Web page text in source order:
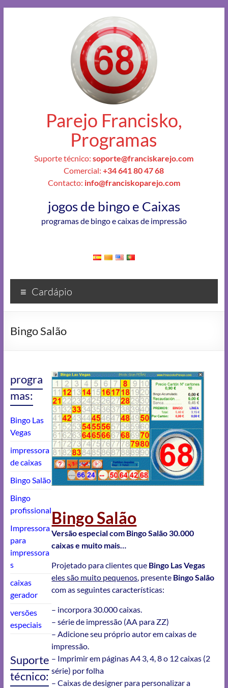
Parejo Francisko,
Programas
Suporte técnico:soporte@franciskarejo.com
Comercial:+34 641 80 47 68
Contacto: info@franciskoparejo.com
jogos de bingo e Caixas
programas de bingo e caixas de impressão
Cardápio
Bingo Salão
Bingo Salão
Versão especial com Bingo Salão 30.000
caixas e muito mais…
Projetado para clientes que Bingo Las Vegas
eles são muito pequenos , presente Bingo Salão
com as seguintes características:
– incorpora 30.000 caixas.
– série de impressão (AA para ZZ)
– Adicione seu próprio autor em caixas de
impressão.
– Imprimir em páginas A4 3, 4, 8 o 12 caixas (2
série) por folha
– Caixas de designer para personalizar a
progra
mas:
Bingo Las
Vegas
impressora
de caixas
Bingo Salão
Bingo
profissional
Impressora
para
impressora
s
caixas
gerador
versões
especiais
Suporte
técnico: